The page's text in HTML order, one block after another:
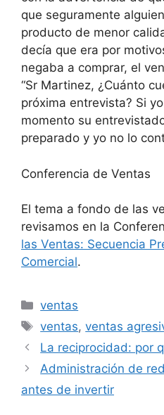
que seguramente
producto de menor
decía que era por
negaba a comprar, el
“Sr Martinez, ¿Cuánto
próxima entrevista? Si
momento su
preparado y yo no lo
Conferencia de Ventas
El tema a fondo de las
revisamos en la
las Ventas: Secuencia
Comercial.
Categorías
ventas
Etiquetas
ventas,ventas
La reciprocidad: por
Administración de
antes de invertir